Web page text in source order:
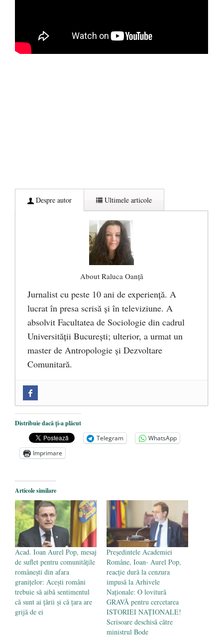
Despre autor Ultimele articole
About Raluca Oanță
Jurnalist cu peste 10 ani de experiență. A
lucrat în presa scrisă și în televiziune. A
absolvit Facultatea de Sociologie din cadrul
Universității București; ulterior, a urmat un
master de Antropologie și Dezvoltare
Comunitară.
Mănăstirea „Sfânta Ana” Rohia. Părintele
Nicolae Steinhardt, comemorat la 102 ani
de la naștere - 29 iulie 2024
„Carnea cultivată” în laborator, tot mai
comercializare în UE
Părintele mărturisitor Constantin
Voicescu, pomenit, duminică, la
Mănăstirea Cernica
- 27 iulie 2024
Distribuie dacă ți-a plăcut
Telegram
WhatsApp
Imprimare
Articole similare
Acad. Ioan Aurel Pop, mesaj
de suflet pentru comunitățile
românești din afara
granițelor: Acești români
trebuie să aibă sentimentul
că sunt ai ţării şi că ţara are
grijă de ei
Preşedintele Academiei
Române, Ioan- Aurel Pop,
reacție dură la cenzura
impusă la Arhivele
Naționale: O lovitură
GRAVĂ pentru cercetarea
ISTORIEI NAȚIONALE!
Scrisoare deschisă către
ministrul Bode